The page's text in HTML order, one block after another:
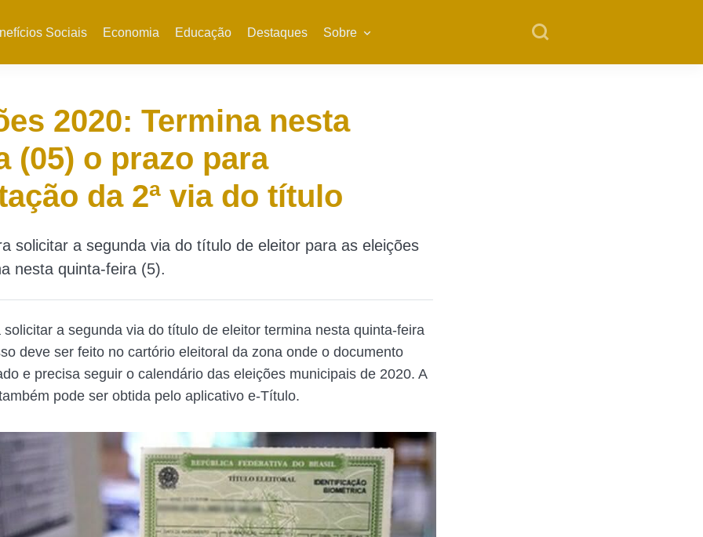
Sociais Economia Educação Destaques Sobre
2020: Termina nesta
(05) o prazo para
da 2ª via do título
solicitar a segunda via do título de eleitor para as eleições
nesta quinta-feira (5).
solicitar a segunda via do título de eleitor termina nesta quinta-feira
deve ser feito no cartório eleitoral da zona onde o documento
e precisa seguir o calendário das eleições municipais de 2020. A
pode ser obtida pelo aplicativo e-Título.